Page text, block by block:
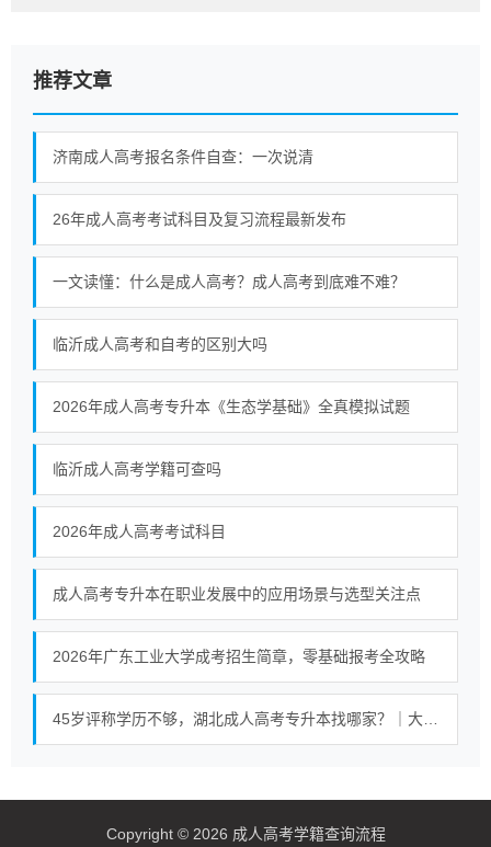
推荐文章
济南成人高考报名条件自查：一次说清
26年成人高考考试科目及复习流程最新发布
一文读懂：什么是成人高考？成人高考到底难不难？
临沂成人高考和自考的区别大吗
2026年成人高考专升本《生态学基础》全真模拟试题
临沂成人高考学籍可查吗
2026年成人高考考试科目
成人高考专升本在职业发展中的应用场景与选型关注点
2026年广东工业大学成考招生简章，零基础报考全攻略
Copyright © 2026 成人高考学籍查询流程